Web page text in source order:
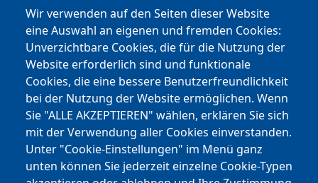
Wir verwenden auf den Seiten dieser Website
eine Auswahl an eigenen und fremden Cookies:
Unverzichtbare Cookies, die für die Nutzung der
Website erforderlich sind und funktionale
Cookies, die eine bessere Benutzerfreundlichkeit
bei der Nutzung der Website ermöglichen. Wenn
Sie "ALLE AKZEPTIEREN" wählen, erklären Sie sich
mit der Verwendung aller Cookies einverstanden.
Unter "Cookie-Einstellungen" im Menü ganz
unten können Sie jederzeit einzelne Cookie-Typen
Instagram
Facebook
Youtube
Andere Bereiche
transp. Verwaltung / Amm. Trasparente
Nationaler Plan für Aufbau und Resilienz